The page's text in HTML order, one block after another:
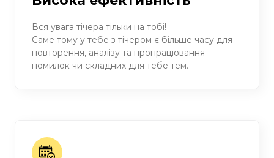
Вся увага тічера тільки на тобі!
Саме тому у тебе з тічером є більше часу для
повторення, аналізу та пропрацювання
помилок чи складних для тебе тем.